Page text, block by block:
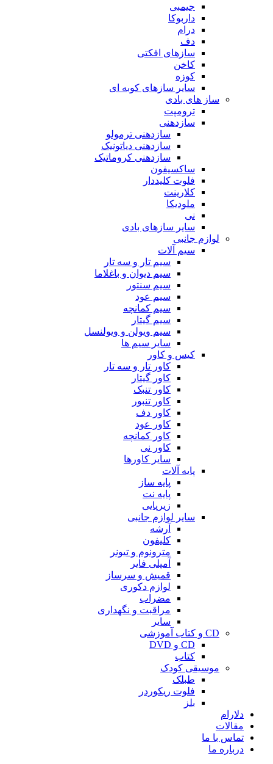
جیمبی
داربوکا
درام
دف
سازهای افکتی
کاخن
کوزه
سایر سازهای کوبه ای
ساز های بادی
ترومپت
سازدهنی
سازدهنی ترمولو
سازدهنی دیاتونیک
سازدهنی کروماتیک
ساکسیفون
فلوت کلیددار
کلارینت
ملودیکا
نی
سایر سازهای بادی
لوازم جانبی
سیم آلات
سیم تار و سه تار
سیم دیوان و باغلاما
سیم سنتور
سیم عود
سیم کمانچه
سیم گیتار
سیم ویولن و ویولنسل
سایر سیم ها
کیس و کاور
کاور تار و سه تار
کاور گیتار
کاور تنبک
کاور تنبور
کاور دف
کاور عود
کاور کمانچه
کاور نی
سایر کاورها
پایه آلات
پایه ساز
پایه نت
زیرپایی
سایر لوازم جانبی
آرشه
کلیفون
مترونوم و تیونر
آمپلی فایر
قمیش و سرساز
لوازم دکوری
مضراب
مراقبت و نگهداری
سایر
CD و کتاب آموزشی
CD و DVD
کتاب
موسیقی کودک
طبلک
فلوت ریکوردر
بلز
دلارام
مقالات
تماس با ما
درباره ما